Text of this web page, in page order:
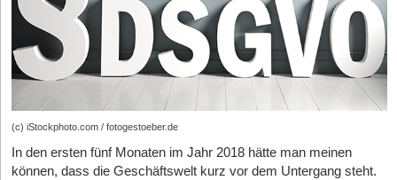
(c) iStockphoto.com / fotogestoeber.de
In den ersten fünf Monaten im Jahr 2018 hätte man meinen
können, dass die Geschäftswelt kurz vor dem Untergang steht.